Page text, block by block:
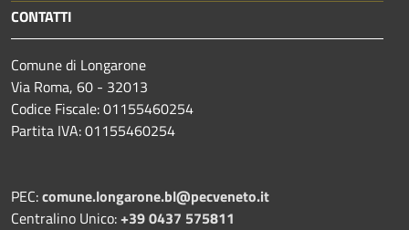
CONTATTI
Comune di Longarone
Via Roma, 60 - 32013
Codice Fiscale: 01155460254
Partita IVA: 01155460254
PEC:comune.longarone.bl@pecveneto.it
Centralino Unico:+39 0437 575811